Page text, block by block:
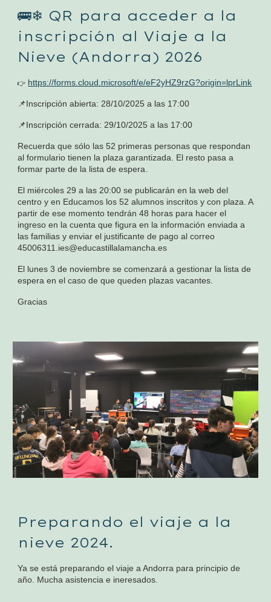
🚌❄ QR para acceder a la
inscripción al Viaje a la
Nieve (Andorra) 2026
👉 https://forms.cloud.microsoft/e/eF2yHZ9rzG?origin=lprLink
📌Inscripción abierta: 28/10/2025 a las 17:00
📌Inscripción cerrada: 29/10/2025 a las 17:00
Recuerda que sólo las 52 primeras personas que respondan
al formulario tienen la plaza garantizada. El resto pasa a
formar parte de la lista de espera.
El miércoles 29 a las 20:00 se publicarán en la web del
centro y en Educamos los 52 alumnos inscritos y con plaza. A
partir de ese momento tendrán 48 horas para hacer el
ingreso en la cuenta que figura en la información enviada a
las familias y enviar el justificante de pago al correo
45006311.ies@educastillalamancha.es
El lunes 3 de noviembre se comenzará a gestionar la lista de
espera en el caso de que queden plazas vacantes.
Gracias
Preparando el viaje a la
nieve 2024.
Ya se está preparando el viaje a Andorra para principio de
año. Mucha asistencia e ineresados.